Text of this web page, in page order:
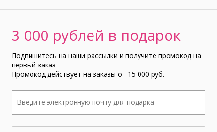
3 000 рублей в подарок
Подпишитесь на наши рассылки и получите промокод на
первый заказ
Промокод действует на заказы от 15 000 руб.